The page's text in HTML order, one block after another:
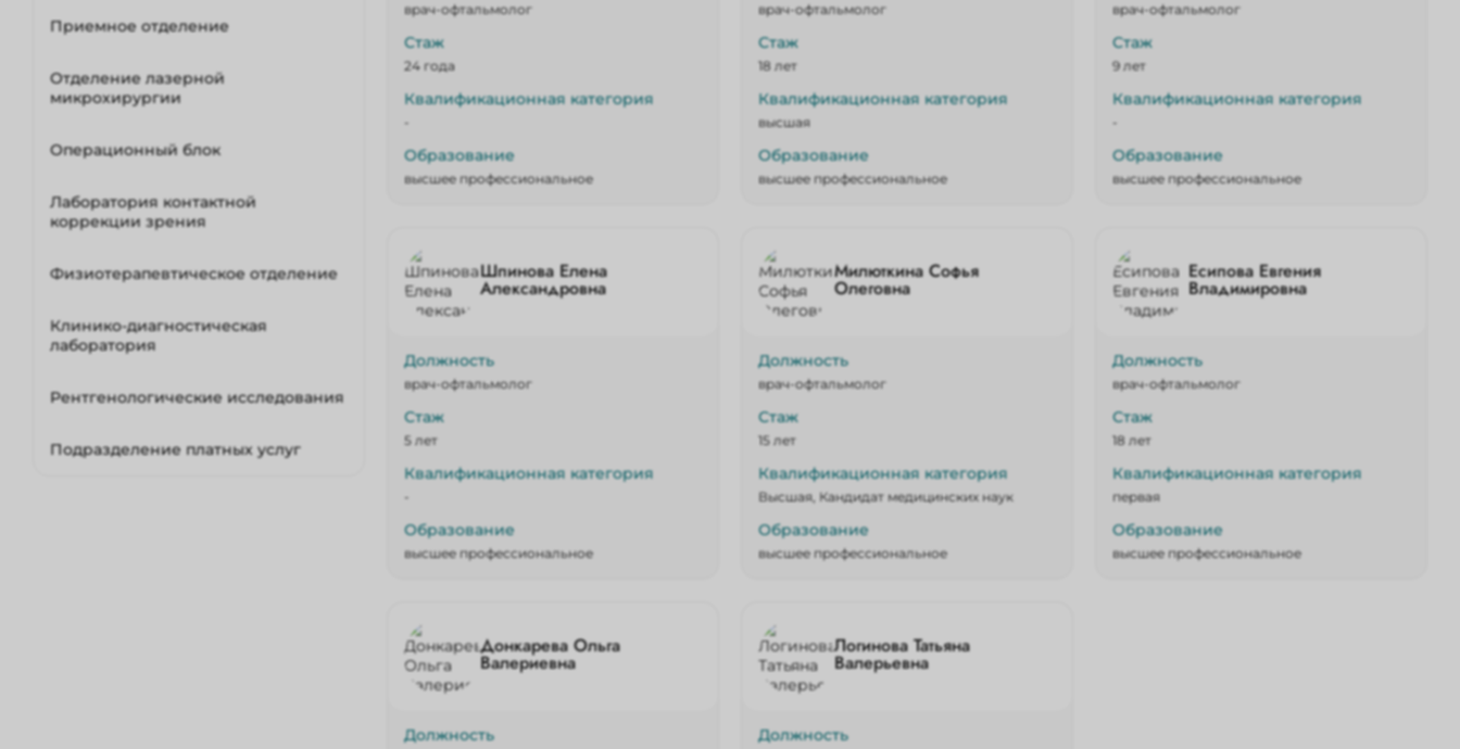
Приемное отделение
Отделение лазерной
микрохирургии
Операционный блок
Лаборатория контактной
коррекции зрения
Физиотерапевтическое отделение
Клинико-диагностическая
лаборатория
Рентгенологические исследования
Подразделение платных услуг
врач-офтальмолог
Стаж
24 года
Квалификационная категория
-
Образование
высшее профессиональное
врач-офтальмолог
Стаж
18 лет
Квалификационная категория
высшая
Образование
высшее профессиональное
врач-офтальмолог
Стаж
9 лет
Квалификационная категория
-
Образование
высшее профессиональное
Шпинова Елена
Александровна
Должность
врач-офтальмолог
Стаж
5 лет
Квалификационная категория
-
Образование
высшее профессиональное
Милюткина Софья
Олеговна
Должность
врач-офтальмолог
Стаж
15 лет
Квалификационная категория
Высшая, Кандидат медицинских наук
Образование
высшее профессиональное
Есипова Евгения
Владимировна
Должность
врач-офтальмолог
Стаж
18 лет
Квалификационная категория
первая
Образование
высшее профессиональное
Донкарева Ольга
Валериевна
Должность
Логинова Татьяна
Валерьевна
Должность